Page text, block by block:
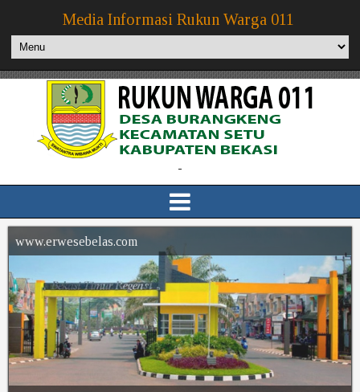
Media Informasi Rukun Warga 011
-
www.erwesebelas.com